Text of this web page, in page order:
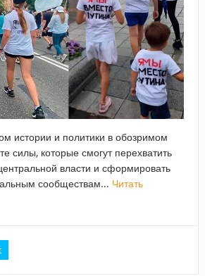
истории и политики в обозримом
силы, которые смогут перехватить
власти и сформировать
сообществам... Читать